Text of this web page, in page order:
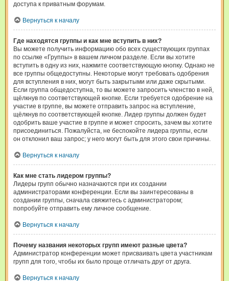
доступа к приватным форумам.
Вернуться к началу
Где находятся группы и как мне вступить в них?
Вы можете получить информацию обо всех существующих группах
по ссылке «Группы» в вашем личном разделе. Если вы хотите
вступить в одну из них, нажмите соответствующую кнопку. Однако не
все группы общедоступны. Некоторые могут требовать одобрения
для вступления в них, могут быть закрытыми или даже скрытыми.
Если группа общедоступна, то вы можете запросить членство в ней,
щёлкнув по соответствующей кнопке. Если требуется одобрение на
участие в группе, вы можете отправить запрос на вступление,
щёлкнув по соответствующей кнопке. Лидер группы должен будет
одобрить ваше участие в группе и может спросить, зачем вы хотите
присоединиться. Пожалуйста, не беспокойте лидера группы, если
он отклонил ваш запрос; у него могут быть для этого свои причины.
Вернуться к началу
Как мне стать лидером группы?
Лидеры групп обычно назначаются при их создании
администраторами конференции. Если вы заинтересованы в
создании группы, сначала свяжитесь с администратором;
попробуйте отправить ему личное сообщение.
Вернуться к началу
Почему названия некоторых групп имеют разные цвета?
Администратор конференции может присваивать цвета участникам
групп для того, чтобы их было проще отличать друг от друга.
Вернуться к началу